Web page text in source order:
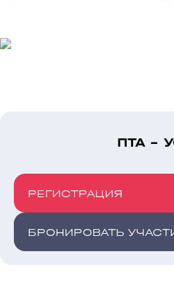
ПТА -
РЕГИСТРАЦИЯ
БРОНИРОВАТЬ